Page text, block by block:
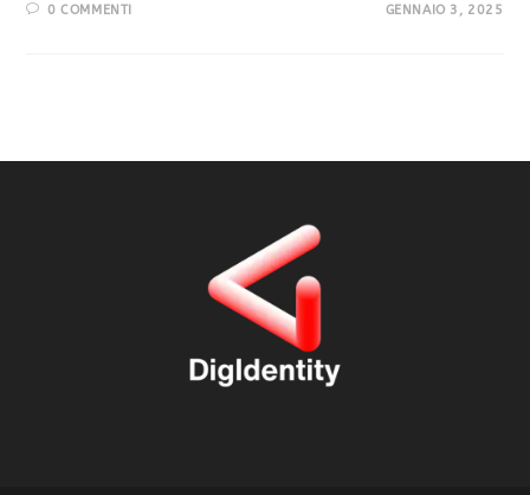
0 COMMENTI GENNAIO 3, 2025